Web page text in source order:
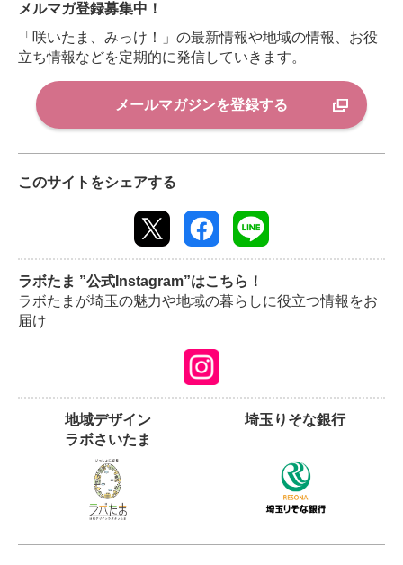
メルマガ登録募集中！
「咲いたま、みっけ！」の最新情報や地域の情報、お役
立ち情報などを定期的に発信していきます。
メールマガジンを登録する
このサイトをシェアする
ラボたま ”公式Instagram”はこちら！
ラボたまが埼玉の魅力や地域の暮らしに役立つ情報をお
届け
地域デザイン
ラボさいたま
埼玉りそな銀行